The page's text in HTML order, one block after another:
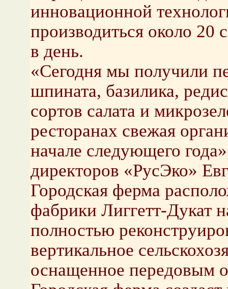
инновационной
производиться около 20
в день.
«Сегодня мы получили
шпината, базилика,
сортов салата и
ресторанах свежая
начале следующего
директоров «РусЭко»
Городская ферма
фабрики Лиггетт-Дукат
полностью
вертикальное
оснащенное передовым